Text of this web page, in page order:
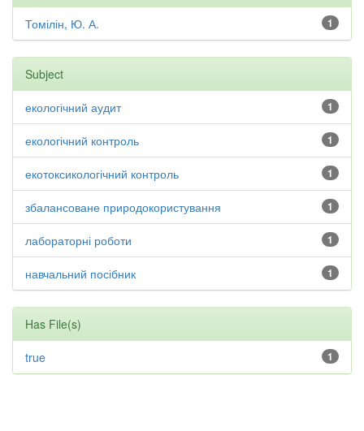
1
Томілін, Ю. А.
Subject
1
екологічний аудит
1
екологічний контроль
1
екотоксикологічний контроль
1
збалансоване природокористування
1
лабораторні роботи
1
навчальний посібник
Has File(s)
1
true